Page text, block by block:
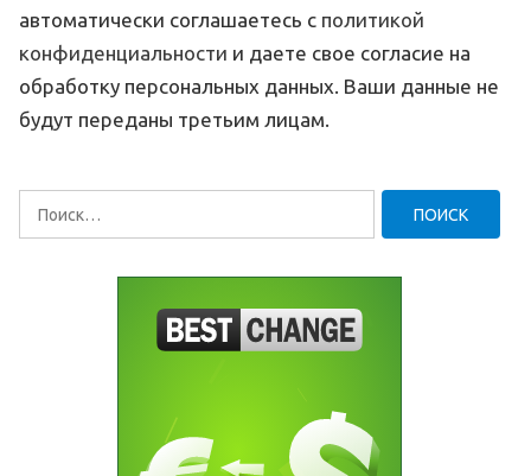
автоматически соглашаетесь с политикой
конфиденциальности и даете свое согласие на
обработку персональных данных. Ваши данные не
будут переданы третьим лицам.
Найти: